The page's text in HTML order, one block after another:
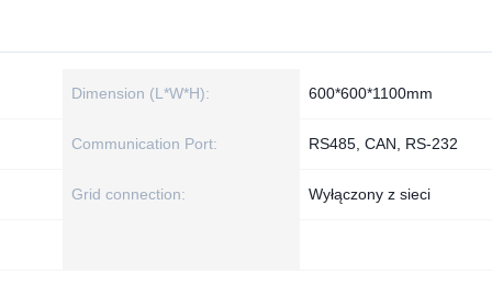
Dimension (L*W*H): 600*600*1100mm
Communication Port: RS485, CAN, RS-232
Grid connection: Wyłączony z sieci